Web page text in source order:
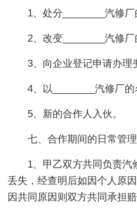
1、处分________汽修厂
2、改变________汽修厂
3、向企业登记申请办理
4、以________汽修厂
5、新的合作人入伙。
七、合作期间的日常管理
1、甲乙双方共同负责汽
丢失，经查明后如因个人原
因共同原因则双方共同承担赔